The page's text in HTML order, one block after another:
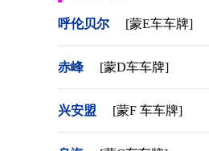
呼伦贝尔 [蒙E车车牌]
赤峰 [蒙D车车牌]
兴安盟 [蒙F 车车牌]